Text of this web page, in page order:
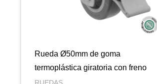
Rueda Ø50mm de goma
termoplástica giratoria con freno